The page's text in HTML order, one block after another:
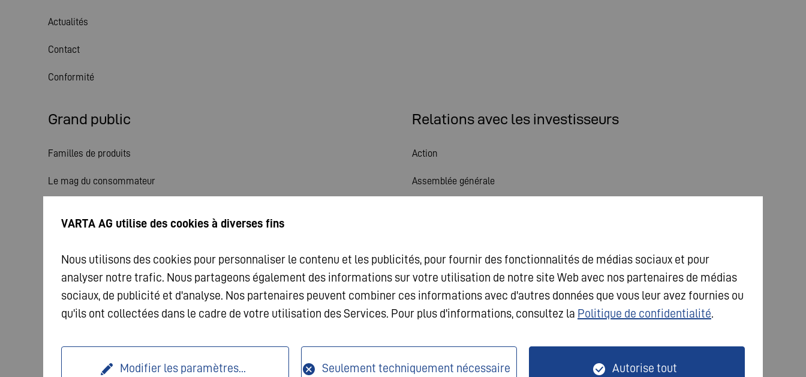
Actualités
Contact
Conformité
Grand public
Familles de produits
Le mag du consommateur
Relations avec les investisseurs
Action
Assemblée générale
Contact investisseurs
Gouvernement d'entreprise
© 2026 VARTA AG. Tous droits réservés. Mentions légales
Protection des données Conditions générales
VARTA AG utilise des cookies à diverses fins
Nous utilisons des cookies pour personnaliser le contenu et les publicités, pour fournir des fonctionnalités de médias sociaux et pour
analyser notre trafic. Nous partageons également des informations sur votre utilisation de notre site Web avec nos partenaires de médias
sociaux, de publicité et d'analyse. Nos partenaires peuvent combiner ces informations avec d'autres données que vous leur avez fournies ou
qu'ils ont collectées dans le cadre de votre utilisation des Services. Pour plus d'informations, consultez la Politique de confidentialité.
Modifier les paramètres... Seulement techniquement nécessaire Autorise tout